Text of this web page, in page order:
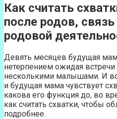
Как считать
после родов,
родовой
Девять месяцев будущая
нетерпением ожидая
несколькими малышами. И
и будущая мама чувствует
какова его функция до, во
как считать схватки, чтобы
подробнее.